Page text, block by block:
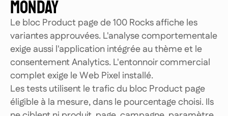
MONDAY
Le bloc Product page de 100 Rocks affiche les
variantes approuvées. L'analyse comportementale
exige aussi l'application intégrée au thème et le
consentement Analytics. L'entonnoir commercial
complet exige le Web Pixel installé.
Les tests utilisent le trafic du bloc Product page
éligible à la mesure, dans le pourcentage choisi. Ils